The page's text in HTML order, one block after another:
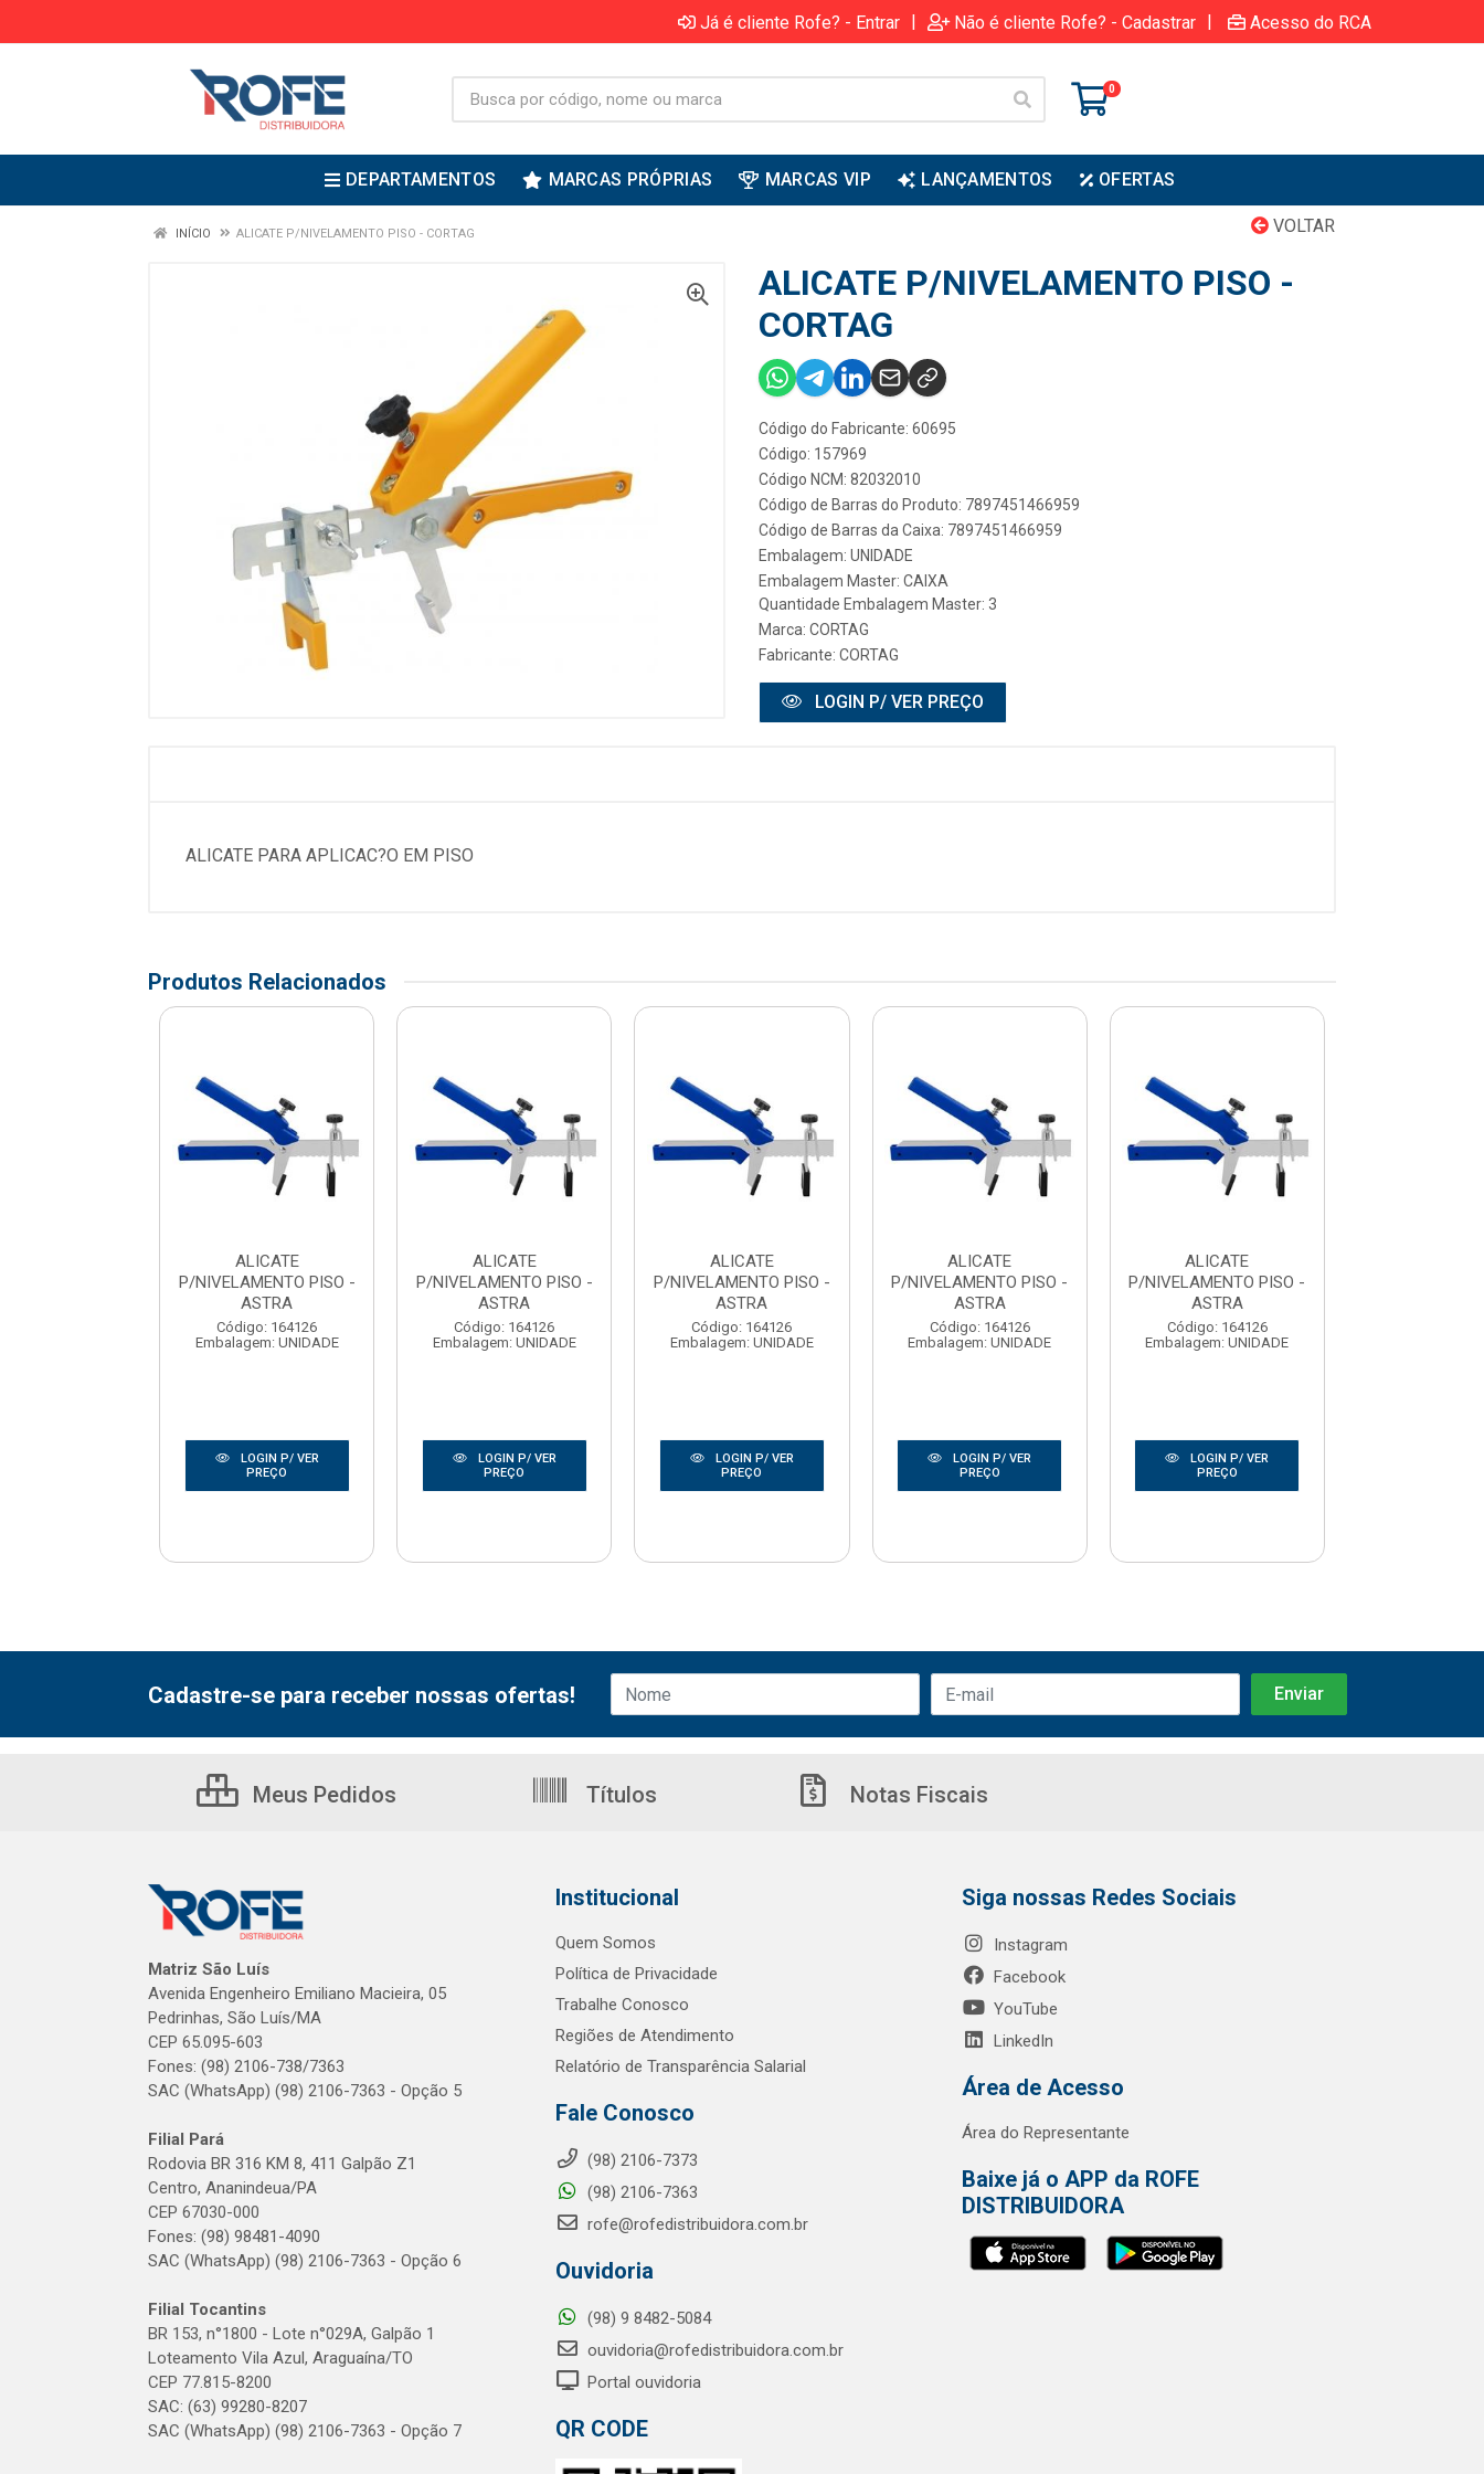
Já é cliente Rofe? - Entrar | Não é cliente Rofe? - Cadastrar | Acesso do RCA
0
DEPARTAMENTOS MARCAS PRÓPRIAS MARCAS VIP LANÇAMENTOS OFERTAS
VOLTAR
INÍCIO ALICATE P/NIVELAMENTO PISO - CORTAG
ALICATE P/NIVELAMENTO PISO -
CORTAG
Código do Fabricante: 60695
Código: 157969
Código NCM: 82032010
Código de Barras do Produto: 7897451466959
Código de Barras da Caixa: 7897451466959
Embalagem: UNIDADE
Embalagem Master: CAIXA
Quantidade Embalagem Master: 3
Marca: CORTAG
Fabricante: CORTAG
LOGIN P/ VER PREÇO
ALICATE PARA APLICAC?O EM PISO
Produtos Relacionados
ALICATE
P/NIVELAMENTO PISO -
ASTRA
Código: 164126
Embalagem: UNIDADE
LOGIN P/ VER
PREÇO
ALICATE
P/NIVELAMENTO PISO -
ASTRA
Código: 164126
Embalagem: UNIDADE
LOGIN P/ VER
PREÇO
ALICATE
P/NIVELAMENTO PISO -
ASTRA
Código: 164126
Embalagem: UNIDADE
LOGIN P/ VER
PREÇO
ALICATE
P/NIVELAMENTO PISO -
ASTRA
Código: 164126
Embalagem: UNIDADE
LOGIN P/ VER
PREÇO
ALICATE
P/NIVELAMENTO PISO -
ASTRA
Código: 164126
Embalagem: UNIDADE
LOGIN P/ VER
PREÇO
Cadastre-se para receber nossas ofertas!
Meus Pedidos Títulos Notas Fiscais
Matriz São Luís
Avenida Engenheiro Emiliano Macieira, 05
Pedrinhas, São Luís/MA
CEP 65.095-603
Fones: (98) 2106-738/7363
SAC (WhatsApp) (98) 2106-7363 - Opção 5
Filial Pará
Rodovia BR 316 KM 8, 411 Galpão Z1
Centro, Ananindeua/PA
CEP 67030-000
Fones: (98) 98481-4090
SAC (WhatsApp) (98) 2106-7363 - Opção 6
Filial Tocantins
BR 153, n°1800 - Lote n°029A, Galpão 1
Loteamento Vila Azul, Araguaína/TO
CEP 77.815-8200
SAC: (63) 99280-8207
SAC (WhatsApp) (98) 2106-7363 - Opção 7
Institucional
Quem Somos
Política de Privacidade
Trabalhe Conosco
Regiões de Atendimento
Relatório de Transparência Salarial
Fale Conosco
(98) 2106-7373
(98) 2106-7363
rofe@rofedistribuidora.com.br
Ouvidoria
(98) 9 8482-5084
ouvidoria@rofedistribuidora.com.br
Portal ouvidoria
QR CODE
Siga nossas Redes Sociais
Instagram
Facebook
YouTube
LinkedIn
Área de Acesso
Área do Representante
Baixe já o APP da ROFE
DISTRIBUIDORA